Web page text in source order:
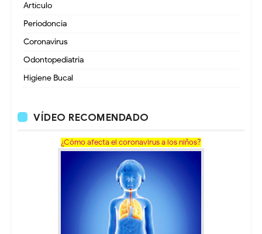
Artículo
Periodoncia
Coronavirus
Odontopediatria
Higiene Bucal
VÍDEO RECOMENDADO
¿Cómo afecta el coronavirus a los niños?